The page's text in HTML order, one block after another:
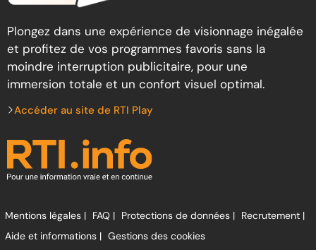
Plongez dans une expérience de visionnage inégalée
et profitez de vos programmes favoris sans la
moindre interruption publicitaire, pour une
immersion totale et un confort visuel optimal.
Accéder au site de RTI Play
Mentions légales | FAQ | Protections de données | Recrutement |
Aide et informations | Gestions des cookies